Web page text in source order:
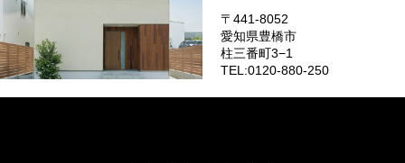
〒441-8052
愛知県豊橋市
柱三番町3−1
TEL:0120-880-250